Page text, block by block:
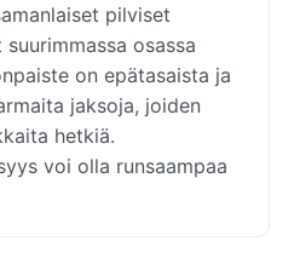
pilviset
osassa
on epätasaista ja
jaksoja, joiden
hetkiä.
voi olla runsaampaa